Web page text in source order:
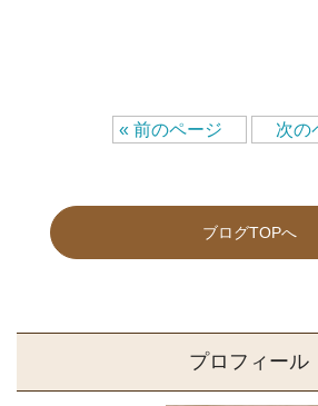
« 前のページ 次の
ブログTOPへ
プロフィール